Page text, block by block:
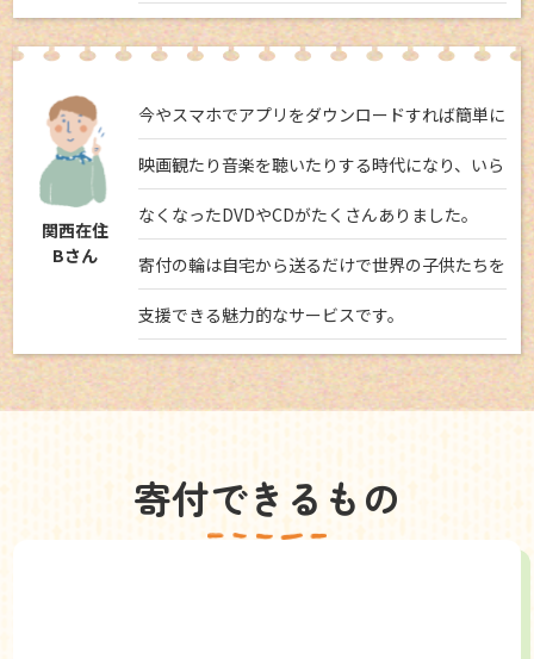
関西在住
Bさん
今やスマホでアプリをダウンロードすれば簡単に
映画観たり音楽を聴いたりする時代になり、いら
なくなったDVDやCDがたくさんありました。
寄付の輪は自宅から送るだけで世界の子供たちを
支援できる魅力的なサービスです。
寄付できるもの